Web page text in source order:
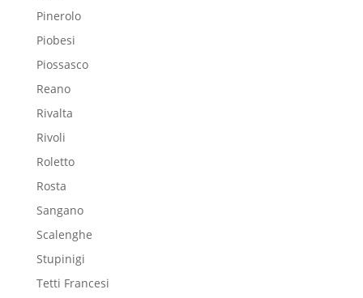
Pinerolo
Piobesi
Piossasco
Reano
Rivalta
Rivoli
Roletto
Rosta
Sangano
Scalenghe
Stupinigi
Tetti Francesi